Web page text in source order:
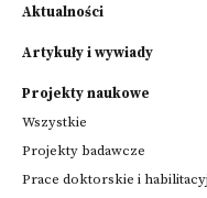
Aktualności
Artykuły i wywiady
Projekty naukowe
Wszystkie
Projekty badawcze
Prace doktorskie i